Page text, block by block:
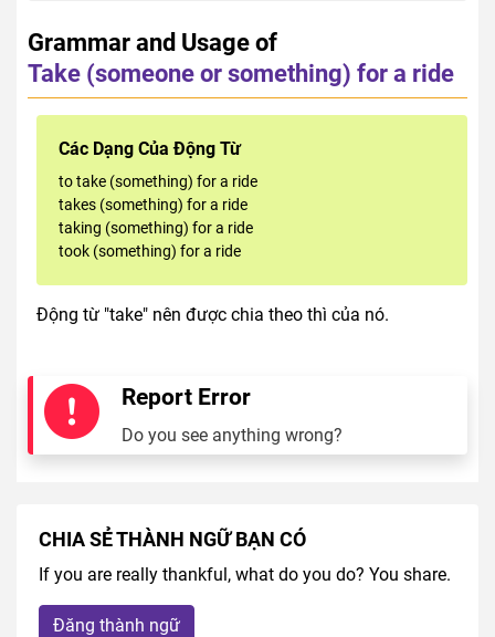
Grammar and Usage of
Take (someone or something) for a ride
Các Dạng Của Động Từ
to take (something) for a ride
takes (something) for a ride
taking (something) for a ride
took (something) for a ride
Động từ "take" nên được chia theo thì của nó.
Report Error
Do you see anything wrong?
CHIA SẺ THÀNH NGỮ BẠN CÓ
If you are really thankful, what do you do? You share.
Đăng thành ngữ